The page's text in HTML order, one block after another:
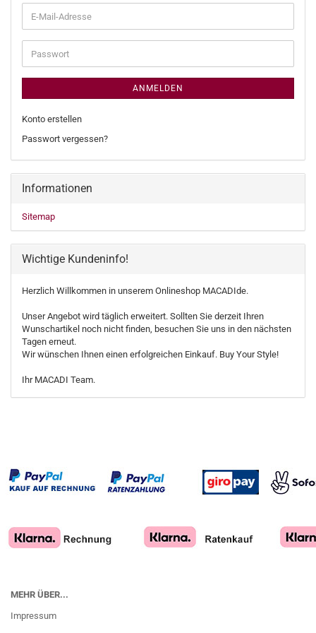
E-
Mail-
Adresse
Passwort
ANMELDEN
Konto erstellen
Passwort vergessen?
Informationen
Sitemap
Wichtige Kundeninfo!
Herzlich Willkommen in unserem Onlineshop MACADIde.
Unser Angebot wird täglich erweitert. Sollten Sie derzeit Ihren
Wunschartikel noch nicht finden, besuchen Sie uns in den nächsten
Tagen erneut.
Wir wünschen Ihnen einen erfolgreichen Einkauf. Buy Your Style!
Ihr MACADI Team.
MEHR ÜBER...
Impressum